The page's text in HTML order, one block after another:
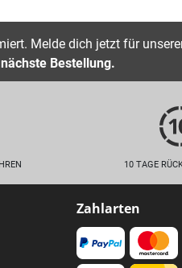
Melde dich jetzt für
Bestellung.
10 TAGE
Zahlarten